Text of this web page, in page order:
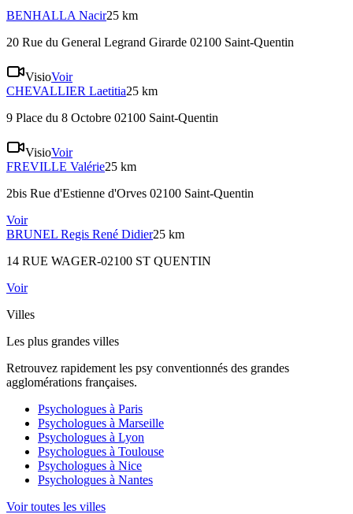
BENHALLA Nacir25 km
20 Rue du General Legrand Girarde 02100 Saint-Quentin
VisioVoir
CHEVALLIER Laetitia25 km
9 Place du 8 Octobre 02100 Saint-Quentin
VisioVoir
FREVILLE Valérie25 km
2bis Rue d'Estienne d'Orves 02100 Saint-Quentin
Voir
BRUNEL Regis René Didier25 km
14 RUE WAGER-02100 ST QUENTIN
Voir
Villes
Les plus grandes villes
Retrouvez rapidement les psy conventionnés des grandes
agglomérations françaises.
Psychologues à Paris
Psychologues à Marseille
Psychologues à Lyon
Psychologues à Toulouse
Psychologues à Nice
Psychologues à Nantes
Voir toutes les villes